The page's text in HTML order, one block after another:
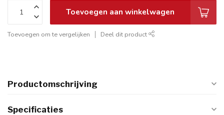
Toevoegen aan winkelwagen
Toevoegen om te vergelijken Deel dit product
Productomschrijving
Specificaties